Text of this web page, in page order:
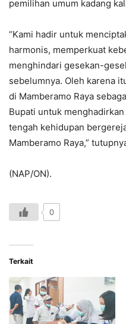
pemilihan umum kadang
“Kami hadir untuk
harmonis, memperkuat
menghindari gesekan-
sebelumnya. Oleh karena
di Mamberamo Raya
Bupati untuk
tengah kehidupan
Mamberamo Raya,”
(NAP/ON).
0
Terkait